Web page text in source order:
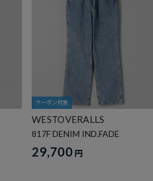
クーポン対象
WESTOVERALLS
817F DENIM IND.FADE
29,700 円